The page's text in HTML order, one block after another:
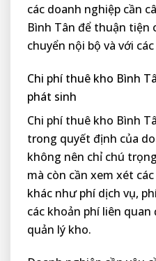
các doanh nghiệp cần
Bình Tân để thuận tiện
chuyển nội bộ và với
Chi phí thuê kho Bình
phát sinh
Chi phí thuê kho Bình
trong quyết định của
không nên chỉ chú
mà còn cần xem xét
khác như phí dịch vụ,
các khoản phí liên
quản lý kho.